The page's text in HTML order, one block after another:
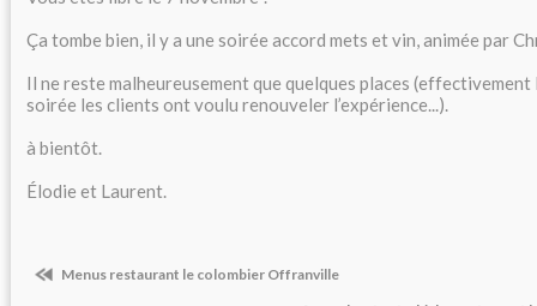
Ça tombe bien, il y a une soirée accord mets et vin, animée par
Il ne reste malheureusement que quelques places
soirée les clients ont voulu renouveler l’expérience...).
à bientôt.
Élodie et Laurent.
Menus restaurant le colombier Offranville